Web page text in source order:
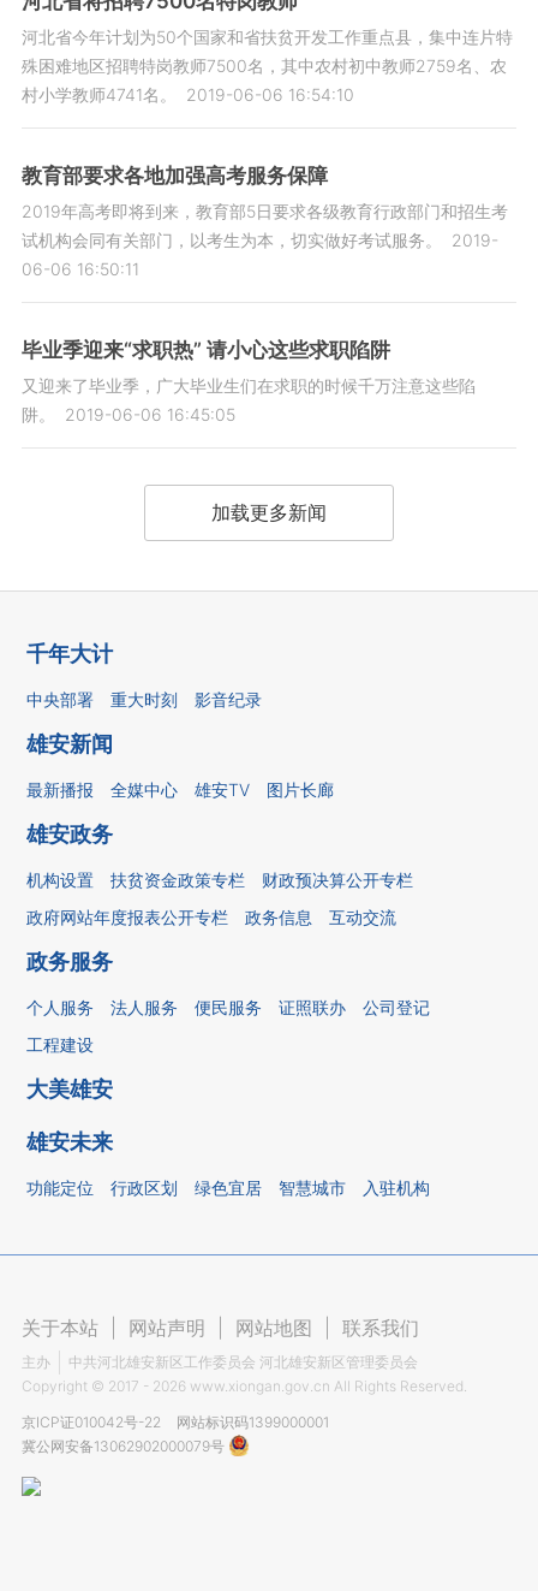
河北省今年计划为50个国家和省扶贫开发工作重点县，集中连片特
殊困难地区招聘特岗教师7500名，其中农村初中教师2759名、农
村小学教师4741名。
2019-06-06 16:54:10
教育部要求各地加强高考服务保障
2019年高考即将到来，教育部5日要求各级教育行政部门和招生考
试机构会同有关部门，以考生为本，切实做好考试服务。
2019-
06-06 16:50:11
毕业季迎来“求职热” 请小心这些求职陷阱
又迎来了毕业季，广大毕业生们在求职的时候千万注意这些陷
阱。
2019-06-06 16:45:05
加载更多新闻
千年大计
中央部署 重大时刻 影音纪录
雄安新闻
最新播报 全媒中心 雄安TV 图片长廊
雄安政务
机构设置 扶贫资金政策专栏
财政预决算公开专栏
政府网站年度报表公开专栏
政务信息 互动交流
政务服务
个人服务 法人服务 便民服务 证照联办
公司登记
工程建设
大美雄安
雄安未来
功能定位 行政区划 绿色宜居 智慧城市 入驻机构
关于本站 网站声明 网站地图 联系我们
主办
中共河北雄安新区工作委员会 河北雄安新区管理委员会
Copyright © 2017 - 2026 www.xiongan.gov.cn All Rights Reserved.
京ICP证010042号-22
网站标识码1399000001
冀公网安备13062902000079号